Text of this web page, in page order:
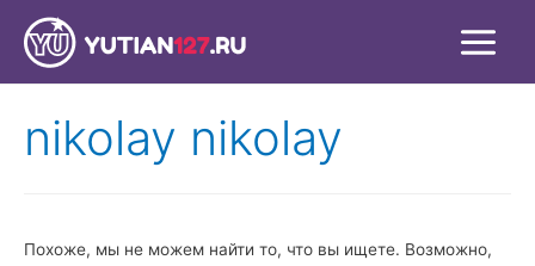
nikolay nikolay
Похоже, мы не можем найти то, что вы ищете. Возможно,